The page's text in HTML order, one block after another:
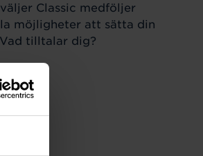
Classic medföljer
möjligheter att sätta din
tilltalar dig?